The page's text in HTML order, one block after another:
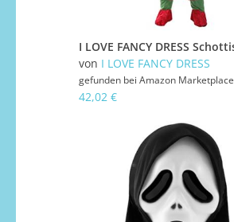
von I LOVE FANCY DRESS
gefunden bei Amazon Marketplace
42,02 €